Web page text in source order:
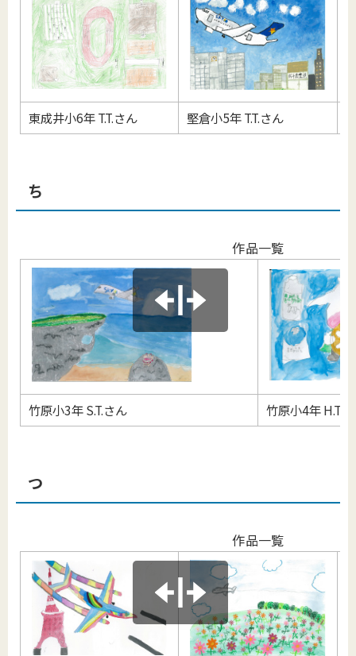
東成井小6年 T.T.さん 堅倉小5年 T.T.さん
ち
作品一覧
竹原小3年 S.T.さん 竹原小4年 H.T.
つ
作品一覧